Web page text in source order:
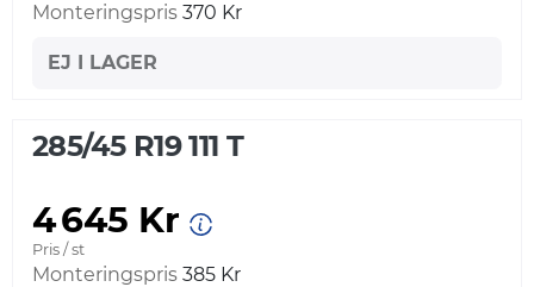
Monteringspris 370 Kr
EJ I LAGER
285/45 R19 111 T
4 645 Kr
Pris / st
Monteringspris 385 Kr